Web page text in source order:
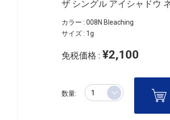
ザ シングル アイシャドウ
カラー : 008N Bleaching
サイズ : 1g
免税価格 : ¥2,100
数量: